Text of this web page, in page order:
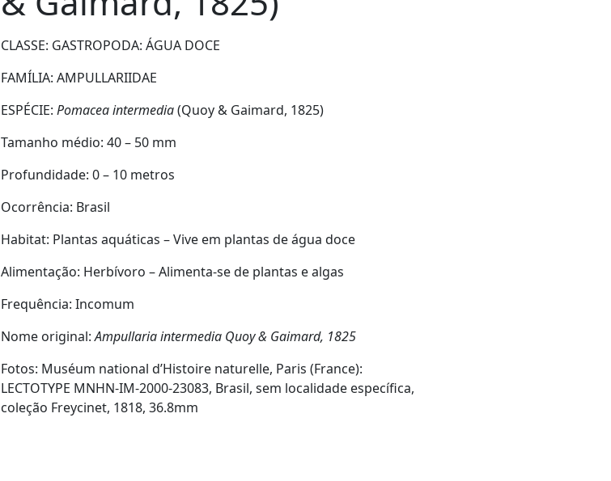
CLASSE: GASTROPODA: ÁGUA DOCE
FAMÍLIA: AMPULLARIIDAE
ESPÉCIE: Pomacea intermedia(Quoy & Gaimard, 1825)
Tamanho médio: 40 – 50 mm
Profundidade: 0 – 10 metros
Ocorrência: Brasil
Habitat: Plantas aquáticas – Vive em plantas de água doce
Alimentação: Herbívoro – Alimenta-se de plantas e algas
Frequência: Incomum
Nome original:Ampullaria intermedia Quoy & Gaimard, 1825
Fotos: Muséum national d’Histoire naturelle, Paris (France):
LECTOTYPE MNHN-IM-2000-23083, Brasil, sem localidade específica,
coleção Freycinet, 1818, 36.8mm